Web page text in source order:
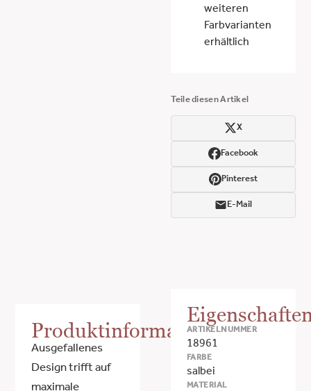
weiteren
Farbvarianten
erhältlich
Teile diesen Artikel
X
Facebook
Pinterest
E-Mail
Produktinformationen
Ausgefallenes
Design trifft auf
maximale
ARTIKELNUMMER
18961
FARBE
salbei
MATERIAL